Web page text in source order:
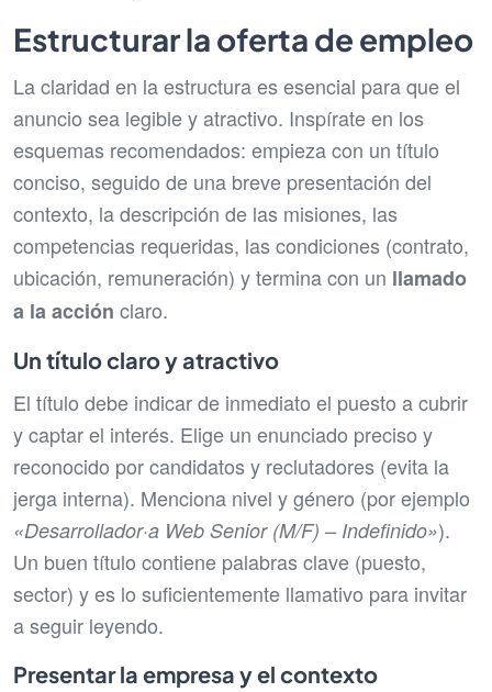
Estructurar la oferta de empleo
La claridad en la estructura es esencial para que el
anuncio sea legible y atractivo. Inspírate en los
esquemas recomendados: empieza con un título
conciso, seguido de una breve presentación del
contexto, la descripción de las misiones, las
competencias requeridas, las condiciones (contrato,
ubicación, remuneración) y termina con un llamado
a la acción claro.
Un título claro y atractivo
El título debe indicar de inmediato el puesto a cubrir
y captar el interés. Elige un enunciado preciso y
reconocido por candidatos y reclutadores (evita la
jerga interna). Menciona nivel y género (por ejemplo
«Desarrollador·a Web Senior (M/F) – Indefinido»).
Un buen título contiene palabras clave (puesto,
sector) y es lo suficientemente llamativo para invitar
a seguir leyendo.
Presentar la empresa y el contexto